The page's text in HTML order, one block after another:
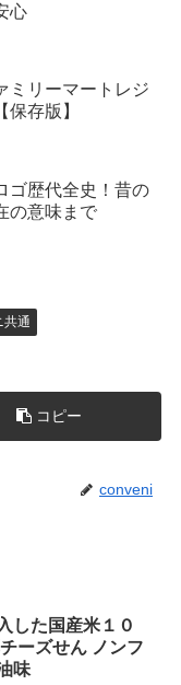
心
ミリーマートレジ
存版】
ゴ歴代全史！昔の
の意味まで
共通
コピー
conveni
した国産米１０
ーズせん ノンフ
味